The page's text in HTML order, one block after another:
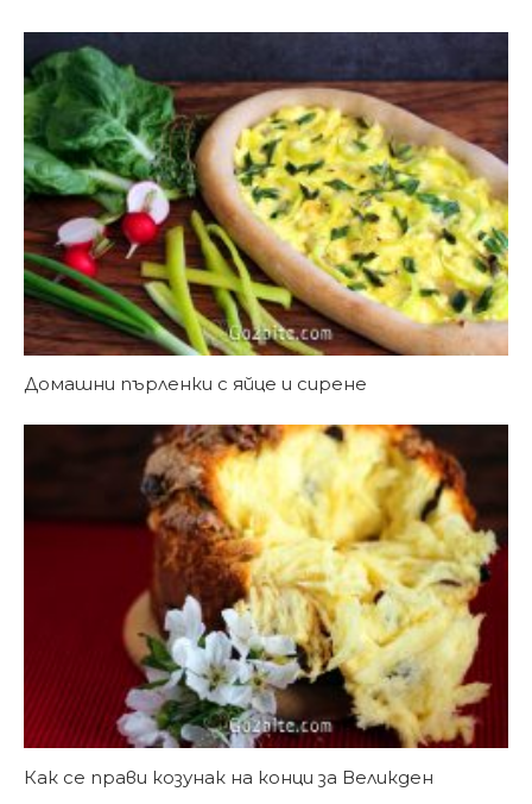
Домашни пърленки с яйце и сирене
Как се прави козунак на конци за Великден